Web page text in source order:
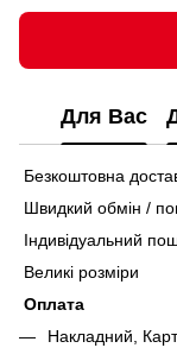
Для Вас
Безкоштовна
Швидкий обмін /
Індивідуальний
Великі розміри
Оплата
Накладний,